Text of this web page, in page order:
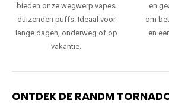
bieden onze wegwerp vapes
duizenden puffs. Ideaal voor
lange dagen, onderweg of op
vakantie.
en
om
en
ONTDEK DE RANDM